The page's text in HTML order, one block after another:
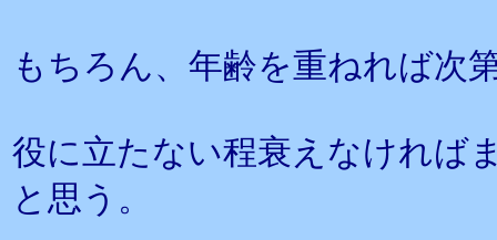
もちろん、年齢を重ねれば次
役に立たない程衰えなければ
と思う。